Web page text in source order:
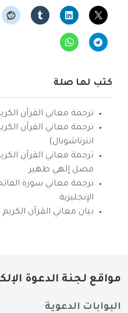
كتب لها صلة
ترجمة معاني القرآن
ترجمة معاني القرآن
انترناشونال)
ترجمة معاني القرآن
فضل إلهي ظهير
ترجمة معاني سورة
الإنجليزية
بيان معاني القرآن الكريم
مواقع لجنة الدعوة
البوابات الدعوية